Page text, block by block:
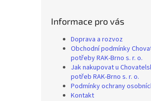
Informace pro vás
Doprava a rozvoz
Obchodní podmínky
potřeby RAK-Brno s. r. o.
Jak nakupovat u
potřeb RAK-Brno s. r. o.
Podmínky ochrany
Kontakt